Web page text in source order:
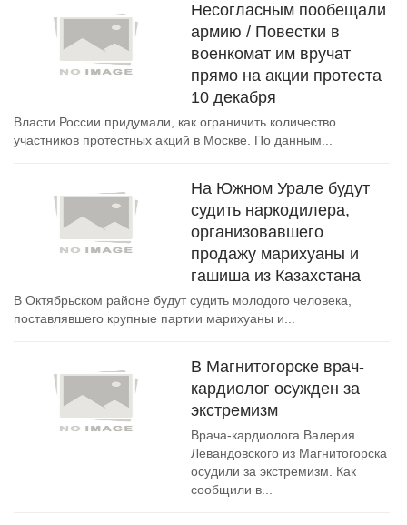
Несогласным пообещали
армию / Повестки в
военкомат им вручат
прямо на акции протеста
10 декабря
Власти России придумали, как ограничить количество
участников протестных акций в Москве. По данным...
На Южном Урале будут
судить наркодилера,
организовавшего
продажу марихуаны и
гашиша из Казахстана
В Октябрьском районе будут судить молодого человека,
поставлявшего крупные партии марихуаны и...
В Магнитогорске врач-
кардиолог осужден за
экстремизм
Врача-кардиолога Валерия
Левандовского из Магнитогорска
осудили за экстремизм. Как
сообщили в...